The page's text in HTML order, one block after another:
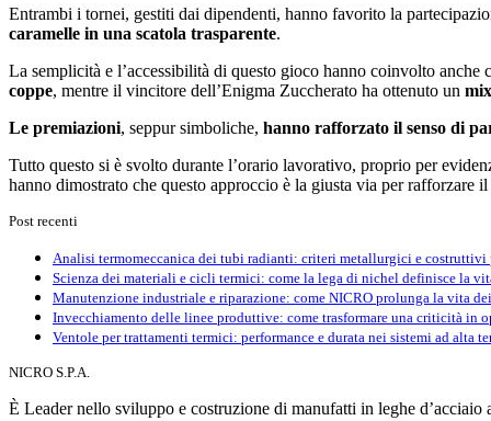
Entrambi i tornei, gestiti dai dipendenti, hanno favorito la
caramelle in una scatola trasparente.
La semplicità e l’accessibilità di questo gioco hanno coinvolto anche
coppe, mentre il vincitore dell’Enigma Zuccherato ha ottenuto un
Le premiazioni, seppur simboliche, hanno rafforzato il senso di
Tutto questo si è svolto durante l’orario lavorativo, proprio per
hanno dimostrato che questo approccio è la giusta via per rafforzare
Post recenti
Analisi termomeccanica dei tubi radianti: criteri metallurgici e costruttivi
Scienza dei materiali e cicli termici: come la lega di nichel definisce la
Manutenzione industriale e riparazione: come NICRO prolunga la vita
Invecchiamento delle linee produttive: come trasformare una criticità in
Ventole per trattamenti termici: performance e durata nei sistemi ad alta
NICRO S.P.A.
È Leader nello sviluppo e costruzione di manufatti in leghe